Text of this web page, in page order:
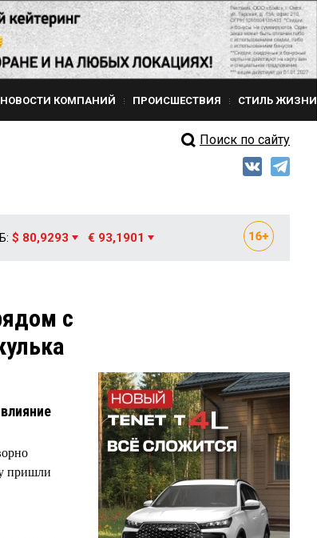
НОВОСТИ КОМПАНИЙ ПРОИСШЕСТВИЯ СТИЛЬ ЖИЗНИ
Поиск по сайту
$ 80,9293 € 93,1901
с
пришли